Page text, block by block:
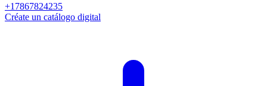
+17867824235
Créate un catálogo digital